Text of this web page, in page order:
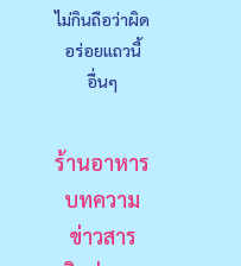
ไม่กินถือว่าผิด
อร่อยแถวนี้
อื่นๆ
ร้านอาหาร
บทความ
ข่าวสาร